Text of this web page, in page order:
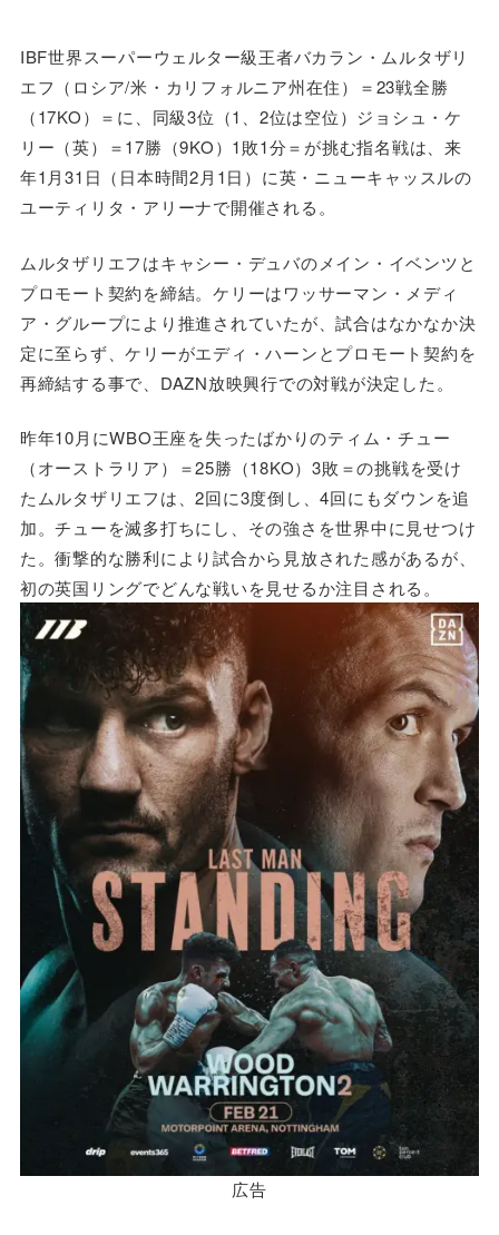
IBF世界スーパーウェルター級王者バカラン・ムルタザリ
エフ（ロシア/米・カリフォルニア州在住）＝23戦全勝
（17KO）＝に、同級3位（1、2位は空位）ジョシュ・ケ
リー（英）＝17勝（9KO）1敗1分＝が挑む指名戦は、来
年1月31日（日本時間2月1日）に英・ニューキャッスルの
ユーティリタ・アリーナで開催される。
ムルタザリエフはキャシー・デュバのメイン・イベンツと
プロモート契約を締結。ケリーはワッサーマン・メディ
ア・グループにより推進されていたが、試合はなかなか決
定に至らず、ケリーがエディ・ハーンとプロモート契約を
再締結する事で、DAZN放映興行での対戦が決定した。
昨年10月にWBO王座を失ったばかりのティム・チュー
（オーストラリア）＝25勝（18KO）3敗＝の挑戦を受け
たムルタザリエフは、2回に3度倒し、4回にもダウンを追
加。チューを滅多打ちにし、その強さを世界中に見せつけ
た。衝撃的な勝利により試合から見放された感があるが、
初の英国リングでどんな戦いを見せるか注目される。
広告